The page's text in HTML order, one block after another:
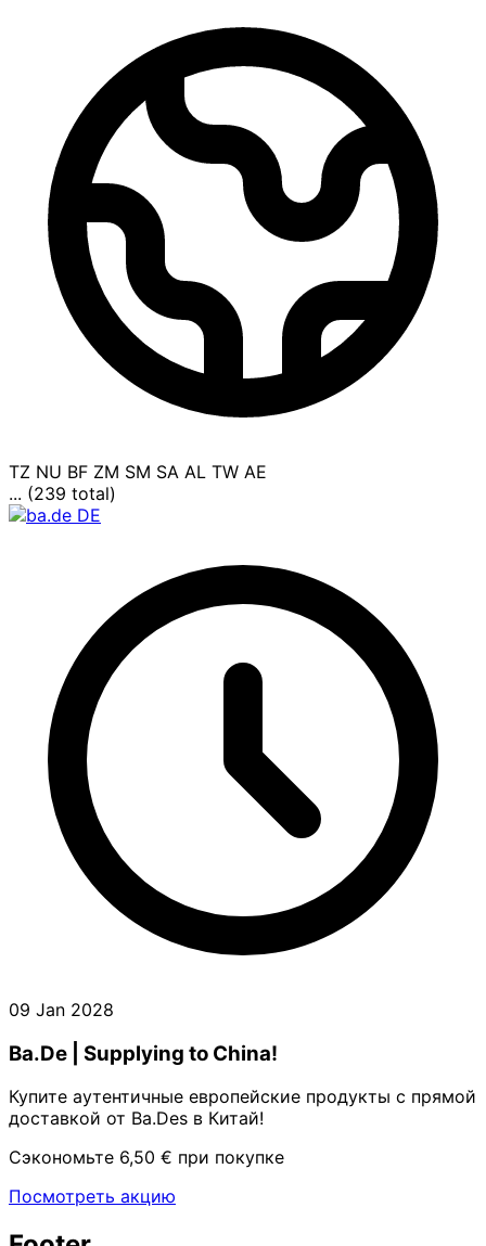
TZ NU BF ZM SM SA AL TW AE
... (239 total)
09 Jan 2028
Ba.De | Supplying to China!
Купите аутентичные европейские продукты с прямой
доставкой от Ba.Des в Китай!
Сэкономьте 6,50 € при покупке
Посмотреть акцию